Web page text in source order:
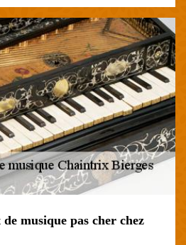
musique pas cher chez